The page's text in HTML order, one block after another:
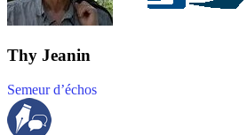
Thy Jeanin
Semeur d’échos